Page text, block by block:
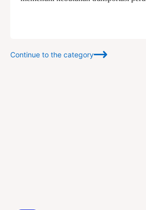
Continue to the category